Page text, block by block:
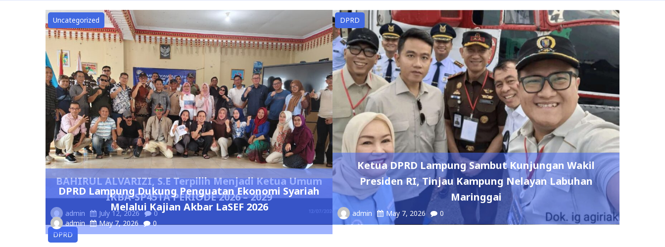
Uncategorized
BAHIRUL ALVARIZI, S.E Terpilih Menjadi Ketua Umum
IKBA-SP45TA PERIODE 2026 – 2029
admin July 12, 2026 0
DPRD
Ketua DPRD Lampung Sambut Kunjungan Wakil
Presiden RI, Tinjau Kampung Nelayan Labuhan
Maringgai
admin May 7, 2026 0
DPRD
DPRD Lampung Dukung Penguatan Ekonomi Syariah
Melalui Kajian Akbar LaSEF 2026
admin May 7, 2026 0